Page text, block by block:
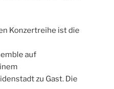
Konzertreihe ist die
auf
zu Gast. Die